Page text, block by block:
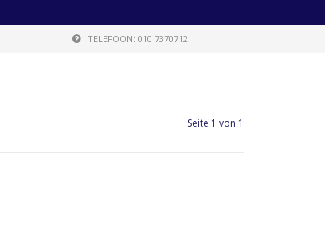
TELEFOON: 010 7370712
Seite 1 von 1